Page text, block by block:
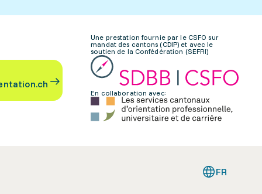
Une prestation fournie par le CSFO sur
mandat des cantons (CDIP) et avec le
soutien de la Confédération (SEFRI)
En collaboration avec:
FR